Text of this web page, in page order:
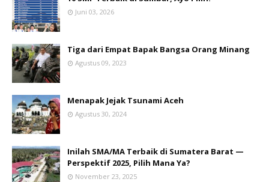
Juni 03, 2026
Tiga dari Empat Bapak Bangsa Orang Minang
Agustus 09, 2023
Menapak Jejak Tsunami Aceh
Agustus 30, 2024
Inilah SMA/MA Terbaik di Sumatera Barat —
Perspektif 2025, Pilih Mana Ya?
November 23, 2025